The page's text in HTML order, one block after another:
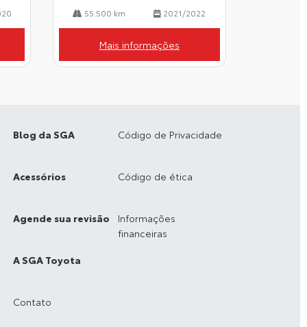
55.500 km 2021/2022
Mais informações
Blog da SGA
Acessórios
Agende sua revisão
A SGA Toyota
Contato
Código de Privacidade
Código de ética
Informações
financeiras